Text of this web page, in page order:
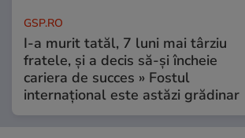
GSP.RO
I-a murit tatăl, 7 luni mai târziu
fratele, și a decis să-și încheie
cariera de succes » Fostul
internațional este astăzi grădinar